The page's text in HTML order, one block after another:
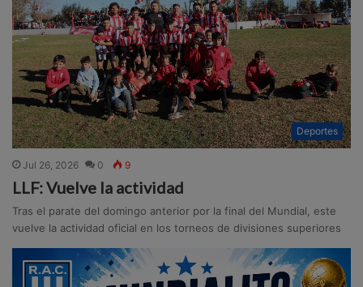
Deportes
Jul 26, 2026 0 9
LLF: Vuelve la actividad
Tras el parate del domingo anterior por la final del Mundial, este
vuelve la actividad oficial en los torneos de divisiones superiores